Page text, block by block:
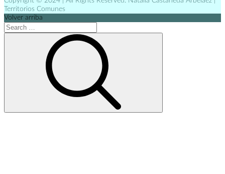
Territorios Comunes
Volver arriba
Search
for: